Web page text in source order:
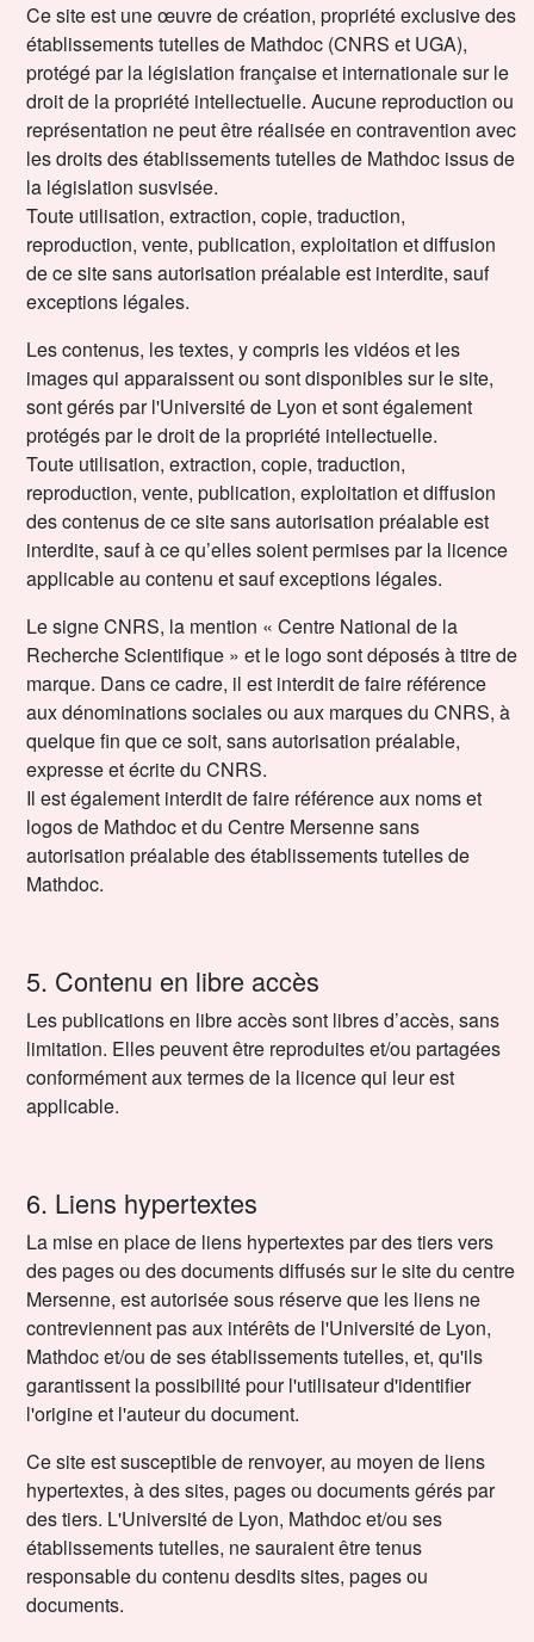
Ce site est une œuvre de création, propriété exclusive des
établissements tutelles de Mathdoc (CNRS et UGA),
protégé par la législation française et internationale sur le
droit de la propriété intellectuelle. Aucune reproduction ou
représentation ne peut être réalisée en contravention avec
les droits des établissements tutelles de Mathdoc issus de
la législation susvisée.
Toute utilisation, extraction, copie, traduction,
reproduction, vente, publication, exploitation et diffusion
de ce site sans autorisation préalable est interdite, sauf
exceptions légales.
Les contenus, les textes, y compris les vidéos et les
images qui apparaissent ou sont disponibles sur le site,
sont gérés par l'Université de Lyon et sont également
protégés par le droit de la propriété intellectuelle.
Toute utilisation, extraction, copie, traduction,
reproduction, vente, publication, exploitation et diffusion
des contenus de ce site sans autorisation préalable est
interdite, sauf à ce qu’elles soient permises par la licence
applicable au contenu et sauf exceptions légales.
Le signe CNRS, la mention « Centre National de la
Recherche Scientifique » et le logo sont déposés à titre de
marque. Dans ce cadre, il est interdit de faire référence
aux dénominations sociales ou aux marques du CNRS, à
quelque fin que ce soit, sans autorisation préalable,
expresse et écrite du CNRS.
Il est également interdit de faire référence aux noms et
logos de Mathdoc et du Centre Mersenne sans
autorisation préalable des établissements tutelles de
Mathdoc.
5. Contenu en libre accès
Les publications en libre accès sont libres d’accès, sans
limitation. Elles peuvent être reproduites et/ou partagées
conformément aux termes de la licence qui leur est
applicable.
6. Liens hypertextes
La mise en place de liens hypertextes par des tiers vers
des pages ou des documents diffusés sur le site du centre
Mersenne, est autorisée sous réserve que les liens ne
contreviennent pas aux intérêts de l'Université de Lyon,
Mathdoc et/ou de ses établissements tutelles, et, qu'ils
garantissent la possibilité pour l'utilisateur d'identifier
l'origine et l'auteur du document.
Ce site est susceptible de renvoyer, au moyen de liens
hypertextes, à des sites, pages ou documents gérés par
des tiers. L'Université de Lyon, Mathdoc et/ou ses
établissements tutelles, ne sauraient être tenus
responsable du contenu desdits sites, pages ou
documents.